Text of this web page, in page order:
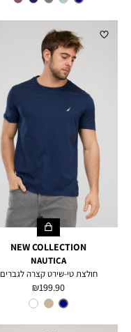
NEW COLLECTION
NAUTICA
חולצת טי-שירט קצרה לגברים
מחיר
מוצר
199.90 ₪
צבע
NAVY